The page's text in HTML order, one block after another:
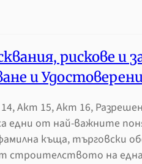
рискове и
и
Акт 15, Акт 16,
едни от най-важните
къща, търговски
строителството на